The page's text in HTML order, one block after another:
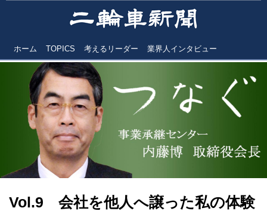
ホーム TOPICS 考えるリーダー 業界人インタビュー
Vol.9 会社を他人へ譲った私の体験